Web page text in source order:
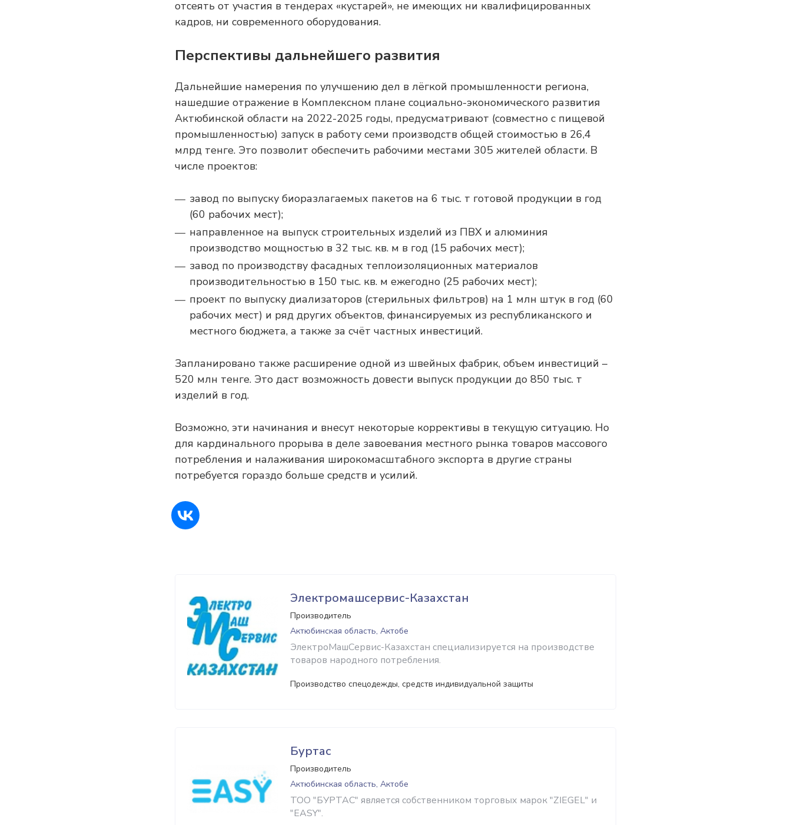
отсеять от участия в тендерах «кустарей», не имеющих ни квалифицированных
кадров, ни современного оборудования.
Перспективы дальнейшего развития
Дальнейшие намерения по улучшению дел в лёгкой промышленности региона,
нашедшие отражение в Комплексном плане социально-экономического развития
Актюбинской области на 2022-2025 годы, предусматривают (совместно с пищевой
промышленностью) запуск в работу семи производств общей стоимостью в 26,4
млрд тенге. Это позволит обеспечить рабочими местами 305 жителей области. В
числе проектов:
завод по выпуску биоразлагаемых пакетов на 6 тыс. т готовой продукции в год
(60 рабочих мест);
направленное на выпуск строительных изделий из ПВХ и алюминия
производство мощностью в 32 тыс. кв. м в год (15 рабочих мест);
завод по производству фасадных теплоизоляционных материалов
производительностью в 150 тыс. кв. м ежегодно (25 рабочих мест);
проект по выпуску диализаторов (стерильных фильтров) на 1 млн штук в год (60
рабочих мест) и ряд других объектов, финансируемых из республиканского и
местного бюджета, а также за счёт частных инвестиций.
Запланировано также расширение одной из швейных фабрик, объем инвестиций –
520 млн тенге. Это даст возможность довести выпуск продукции до 850 тыс. т
изделий в год.
Возможно, эти начинания и внесут некоторые коррективы в текущую ситуацию. Но
для кардинального прорыва в деле завоевания местного рынка товаров массового
потребления и налаживания широкомасштабного экспорта в другие страны
потребуется гораздо больше средств и усилий.
Электромашсервис-Казахстан
Производитель
Актюбинская область, Актобе
ЭлектроМашСервис-Казахстан специализируется на производстве
товаров народного потребления.
Производство спецодежды, средств индивидуальной защиты
Буртас
Производитель
Актюбинская область, Актобе
ТОО "БУРТАС" является собственником торговых марок "ZIEGEL" и
"EASY".